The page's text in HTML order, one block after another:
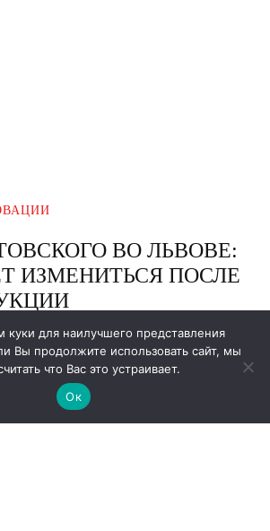
куки для наилучшего представления
Вы продолжите использовать сайт, мы
что Вас это устраивает.
Ок